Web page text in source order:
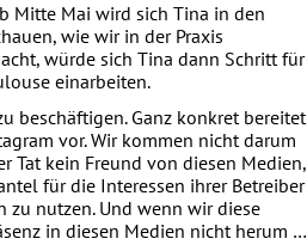
Mitte Mai wird sich Tina in den
wie wir in der Praxis
würde sich Tina dann Schritt für
einarbeiten.
beschäftigen. Ganz konkret bereitet
vor. Wir kommen nicht darum
Tat kein Freund von diesen Medien,
für die Interessen ihrer Betreiber
zu nutzen. Und wenn wir diese
in diesen Medien nicht herum …